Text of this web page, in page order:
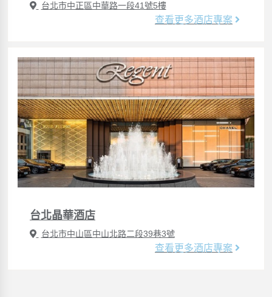
台北市中正區中華路一段41號5樓
查看更多酒店專案
台北晶華酒店
台北市中山區中山北路二段39巷3號
查看更多酒店專案